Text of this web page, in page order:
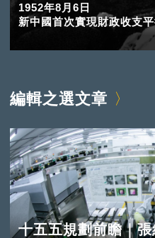
1952年8月6日
新中國首次實現財政收支
編輯之選文章
十五五規劃前瞻｜